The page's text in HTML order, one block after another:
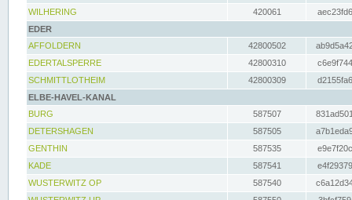
WILHERING
420061
EDER
AFFOLDERN
42800502
EDERTALSPERRE
42800310
SCHMITTLOTHEIM
42800309
ELBE-HAVEL-KANAL
BURG
587507
DETERSHAGEN
587505
GENTHIN
587535
KADE
587541
WUSTERWITZ OP
587540